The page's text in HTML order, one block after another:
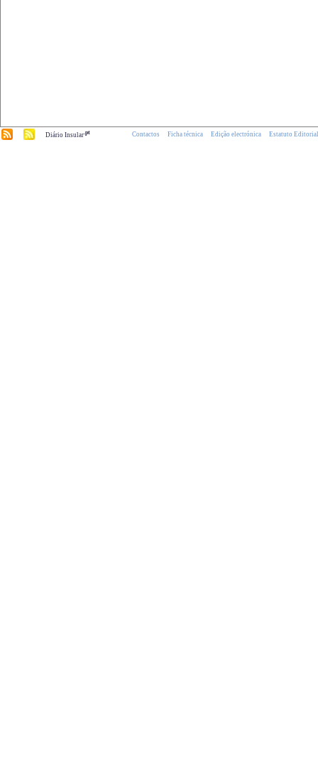
Diário Insular.pt Contactos Ficha técnica Edição electrónica Estatuto Editorial